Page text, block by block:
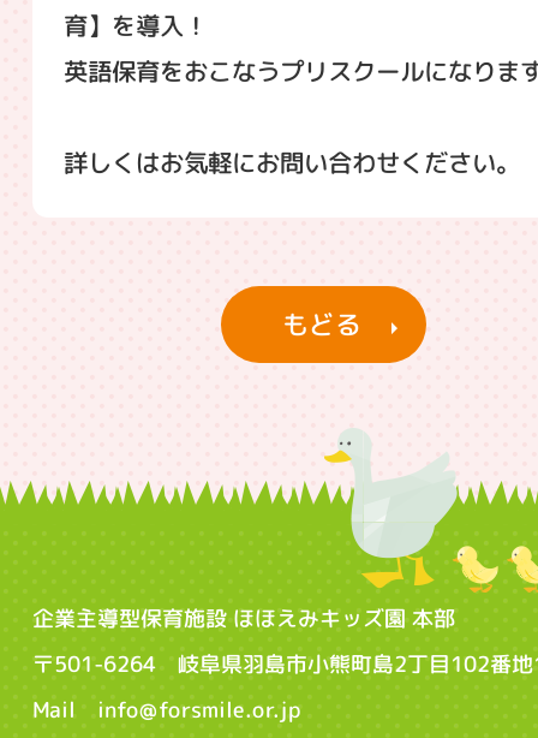
育】を導入！
英語保育をおこなうプリスクールになりま
詳しくはお気軽にお問い合わせください。
もどる
企業主導型保育施設 ほほえみキッズ園 本部
〒501-6264 岐阜県羽島市小熊町島2丁目102番
Mail info@forsmile.or.jp